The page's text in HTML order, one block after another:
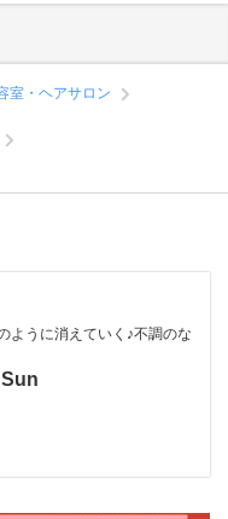
室・ヘアサロン
ように消えていく♪不調のな